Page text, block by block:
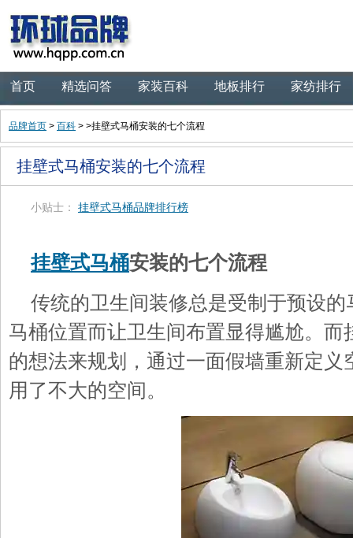
首页 精选问答 家装百科 地板排行 家纺排行
品牌首页 > 百科 > >挂壁式马桶安装的七个流程
挂壁式马桶安装的七个流程
小贴士： 挂壁式马桶品牌排行榜
挂壁式马桶安装的七个流程
传统的卫生间装修总是受制于预设
马桶位置而让卫生间布置显得尴尬。而
的想法来规划，通过一面假墙重新定义
用了不大的空间。